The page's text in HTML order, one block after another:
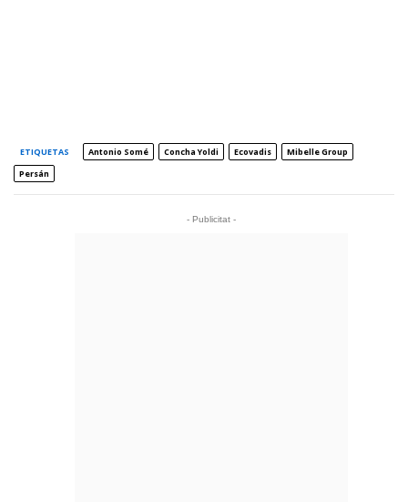
ETIQUETAS Antonio Somé Concha Yoldi Ecovadis
Mibelle Group
Persán
- Publicitat -